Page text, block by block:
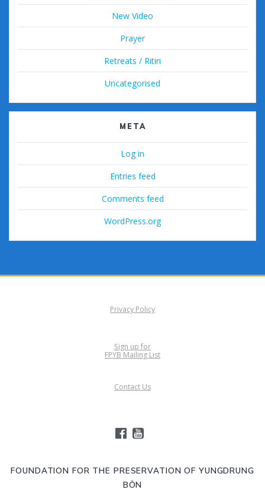
New Video
Prayer
Retreats / Ritiri
Uncategorised
META
Log in
Entries feed
Comments feed
WordPress.org
FOUNDATION FOR THE PRESERVATION OF YUNGDRUNG
BÖN
Privacy Policy
Sign up for
FPYB Mailing List
Contact Us